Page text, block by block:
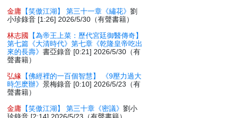
金庸 【笑傲江湖】 第三十一章《繡花》劉
小珍錄音 [1:26] 2026/5/30（有聲書籍）
林志國
【為帝王上菜：歷代宮廷御醫傳奇】
第七篇《大清時代》第七章《乾隆皇帝吃出
來的長壽》書亞錄音 [0:21] 2026/5/30（有
聲書籍）
弘緣 【佛經裡的一百個智慧】 《9壓力過大
時怎麽辦》景梅錄音 [0:10] 2026/5/23（有
聲書籍）
金庸 【笑傲江湖】 第三十章《密議》劉小